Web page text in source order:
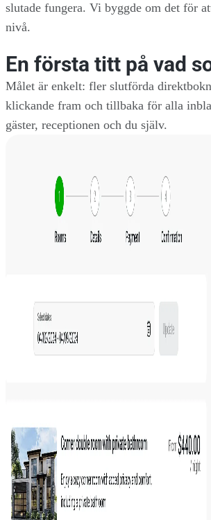
slutade fungera. Vi byggde om det för
nivå.
En första titt på vad
Målet är enkelt: fler slutförda
klickande fram och tillbaka för alla
gäster, receptionen och du själv.